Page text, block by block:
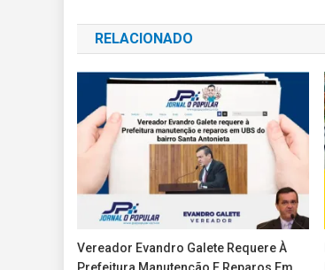
de
Post
RELACIONADO
Vereador Evandro Galete Requere À